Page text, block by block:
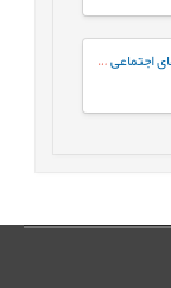
رابطه صفات تاریک شخصیت و اعتیاد به شبکه‌های اجتماعی مجازی با نقش میانجی سبک‌های مقابله‌ای